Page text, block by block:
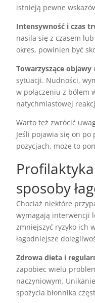
istnieją pewne
Intensywność i czas
nasila się z czasem
okres, powinien być
Towarzyszące objawy
sytuacji. Nudności,
w połączeniu z bólem
natychmiastowej
Warto też zwrócić
Jeśli pojawia się on po
pozycjach, może to
sposoby
Chociaż niektóre
wymagają interwencji
zmniejszyć ryzyko ich
łagodniejsze
Zdrowa dieta i
zapobiec wielu
naczyniowym.
spożycia błonnika